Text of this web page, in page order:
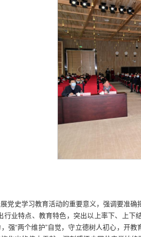
党史学习教育活动的重要意义，强调要准
行业特点、教育特色，突出以上率下、上
强“两个维护”自觉，守立德树人初心，开